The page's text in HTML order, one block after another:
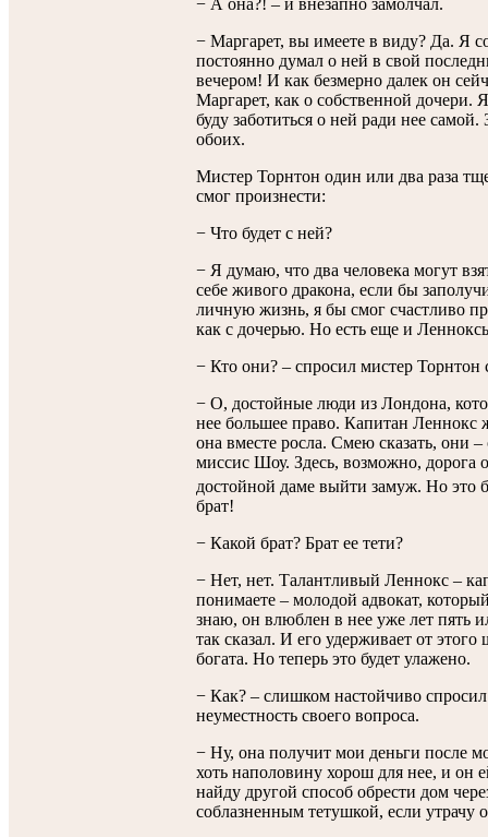
− Маргарет, вы имеете в виду? Да. Я
постоянно думал о ней в свой
вечером! И как безмерно далек он
Маргарет, как о собственной
буду заботиться о ней ради нее
обоих.
Мистер Торнтон один или два раза
смог произнести:
− Что будет с ней?
− Я думаю, что два человека могут
себе живого дракона, если бы
личную жизнь, я бы смог счастливо
как с дочерью. Но есть еще и
− Кто они? – спросил мистер Торнтон
− О, достойные люди из Лондона,
нее большее право. Капитан Леннокс
она вместе росла. Смею сказать, они
миссис Шоу. Здесь, возможно, дорога
достойной даме выйти замуж. Но это
брат!
− Какой брат? Брат ее тети?
− Нет, нет. Талантливый Леннокс –
понимаете – молодой адвокат,
знаю, он влюблен в нее уже лет пять
так сказал. И его удерживает от
богата. Но теперь это будет улажено.
− Как? – слишком настойчиво
неуместность своего вопроса.
− Ну, она получит мои деньги после
хоть наполовину хорош для нее, и
найду другой способ обрести дом
соблазненным тетушкой, если утрачу